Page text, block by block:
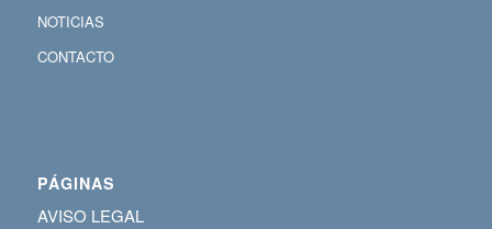
NOTICIAS
CONTACTO
PÁGINAS
AVISO LEGAL